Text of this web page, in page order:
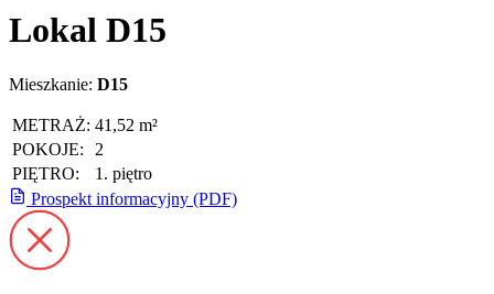
Lokal D15
Mieszkanie: D15
METRAŻ: 41,52 m²
POKOJE:
2
PIĘTRO:
1. piętro
Prospekt informacyjny (PDF)